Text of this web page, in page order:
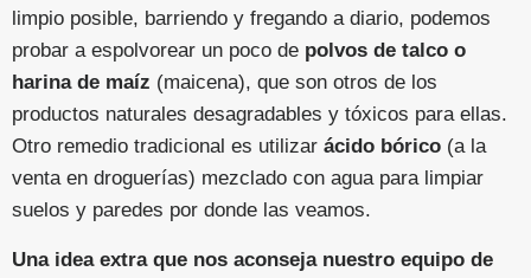
limpio posible, barriendo y fregando a diario, podemos
probar a espolvorear un poco de polvos de talco o
harina de maíz (maicena), que son otros de los
productos naturales desagradables y tóxicos para ellas.
Otro remedio tradicional es utilizar ácido bórico (a la
venta en droguerías) mezclado con agua para limpiar
suelos y paredes por donde las veamos.
Una idea extra que nos aconseja nuestro equipo de